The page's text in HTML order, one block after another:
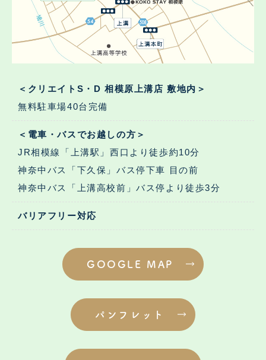
＜クリエイトS・D 相模原上溝店 敷地内＞
無料駐車場40台完備
＜電車・バスでお越しの方＞
JR相模線「上溝駅」西口より徒歩約10分
神奈中バス「下久保」バス停下車 目の前
神奈中バス「上溝高校前」バス停より徒歩3分
バリアフリー対応
GOOGLE MAP
パンフレット